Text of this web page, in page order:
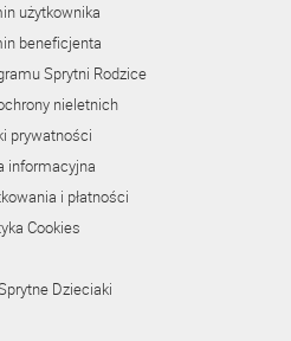
użytkownika
beneficjenta
Sprytni Rodzice
nieletnich
prywatności
informacyjna
i płatności
Cookies
Dzieciaki